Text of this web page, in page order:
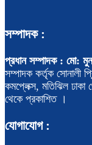
সম্পাদক :
প্রধান সম্পাদক : মো:
সম্পাদক কর্তৃক সোনালী
কমপ্লেক্স, মতিঝিল ঢাকা
থেকে প্রকাশিত ।
যোগাযোগ :